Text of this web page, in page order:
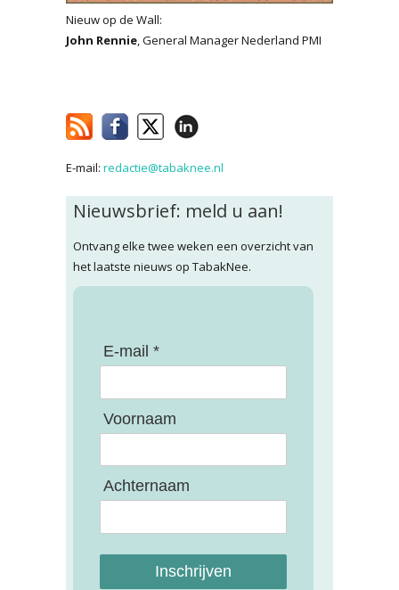
Nieuw op de Wall:
John Rennie, General Manager Nederland PMI
E-mail: redactie@tabaknee.nl
Nieuwsbrief: meld u aan!
Ontvang elke twee weken een overzicht van
het laatste nieuws op TabakNee.
E-mail *
Voornaam
Achternaam
Inschrijven